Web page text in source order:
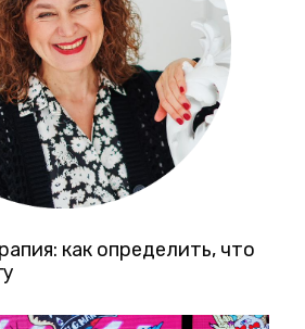
как определить, что